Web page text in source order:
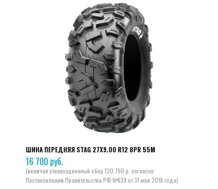
ШИНА ПЕРЕДНЯЯ STAG 27X9.00 R12 8PR 55M
16 700 руб.